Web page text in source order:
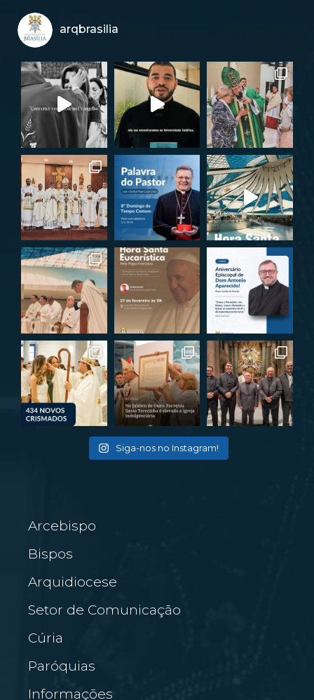
arqbrasilia
Siga-nos no Instagram!
Arcebispo
Bispos
Arquidiocese
Setor de Comunicação
Cúria
Paróquias
Informações